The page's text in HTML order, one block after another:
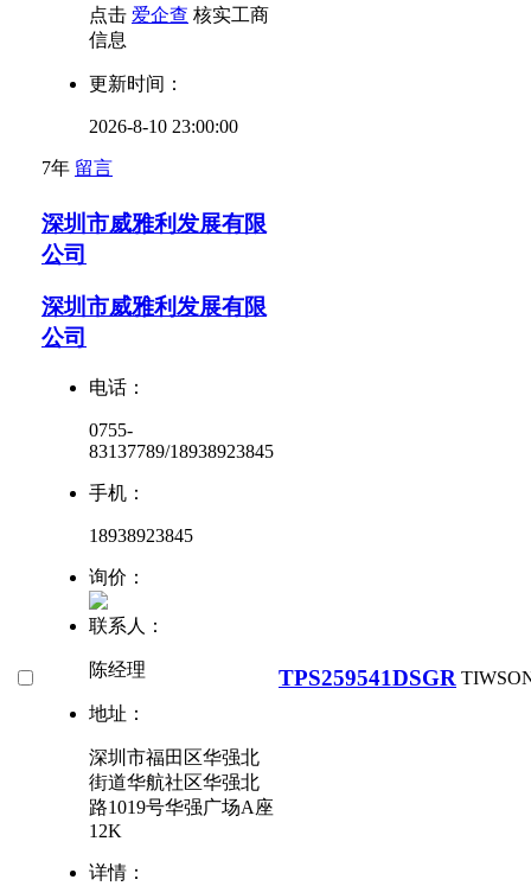
点击 爱企查 核实工商
信息
更新时间：
2026-8-10 23:00:00
7年 留言
深圳市威雅利发展有限
公司
深圳市威雅利发展有限
公司
电话：
0755-
83137789/18938923845
手机：
18938923845
询价：
联系人：
陈经理
地址：
深圳市福田区华强北
街道华航社区华强北
路1019号华强广场A座
12K
详情：
TPS259541DSGR TI